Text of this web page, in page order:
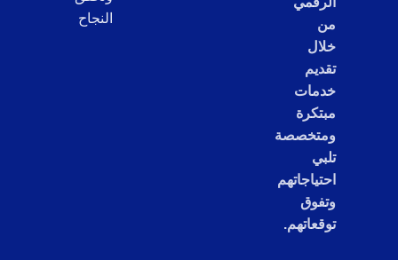
من
خلال
تقديم
خدمات
مبتكرة
ومتخصصة
تلبي
احتياجاتهم
وتفوق
توقعاتهم.
النجاح